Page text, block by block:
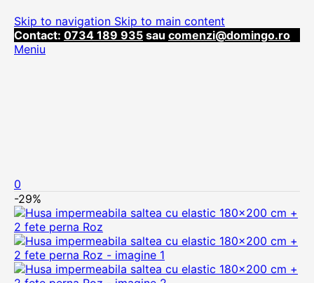
Skip to navigation Skip to main content
Contact: 0734 189 935 sau comenzi@domingo.ro
Meniu
0
-29%